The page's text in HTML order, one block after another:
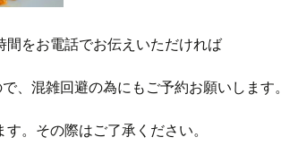
をお電話でお伝えいただければ
、混雑回避の為にもご予約お願いします。
。その際はご了承ください。